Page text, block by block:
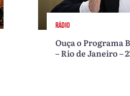
RÁDIO
Ouça o Programa
– Rio de Janeiro –